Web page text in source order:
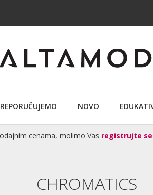
NOVO
cenama, molimo Vas registrujte se
CHROMATICS